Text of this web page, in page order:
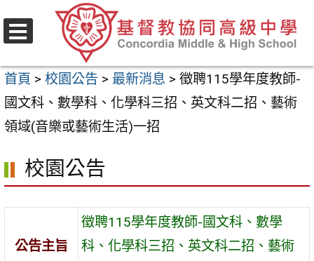
至
要
內
容
首頁 > 校園公告 > 最新消息 > 徵聘115學年度教師-
國文科、數學科、化學科三招、英文科二招、藝術
領域(音樂或藝術生活)一招
校園公告
公告主旨
徵聘115學年度教師-國文科、數學
科、化學科三招、英文科二招、藝術
選
單